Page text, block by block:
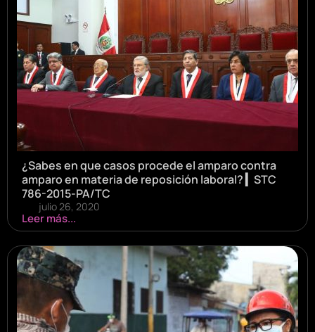
¿Sabes en que casos procede el amparo contra
amparo en materia de reposición laboral? ▎STC
786-2015-PA/TC
julio 26, 2020
Leer más...